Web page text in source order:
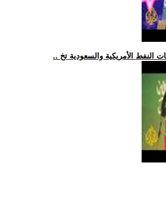
النفط الأمريكية والسعودية تخ